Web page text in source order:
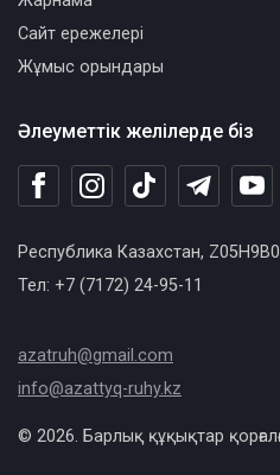
Әлеуметтік желілерде біз
Республика Казахстан,
Тел: +7 (7172) 24-95-11
azatruh@gmail.com
info@azattyq-ruhy.kz
Сайт ережелері
Жұмыс орындары
© 2026. Барлық құқықтар